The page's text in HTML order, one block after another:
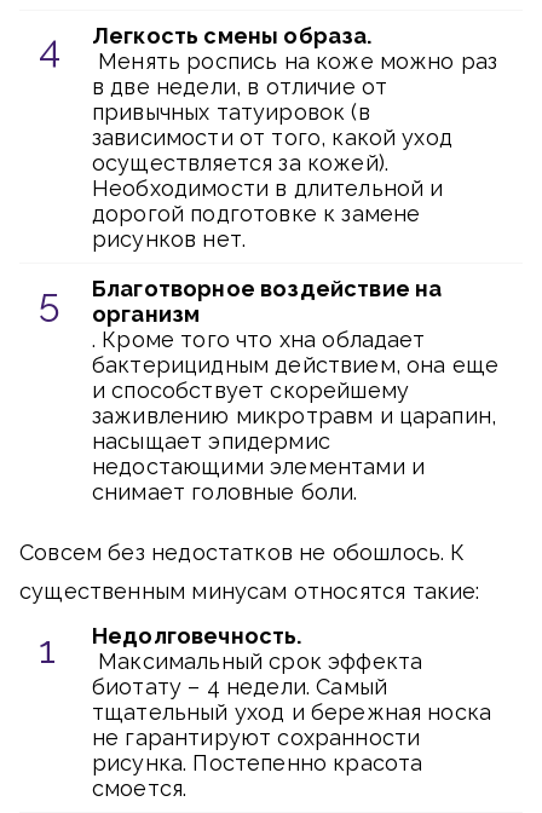
Легкость смены образа.
Менять роспись на коже можно раз
в две недели, в отличие от
привычных татуировок (в
зависимости от того, какой уход
осуществляется за кожей).
Необходимости в длительной и
дорогой подготовке к замене
рисунков нет.
Благотворное воздействие на
организм
. Кроме того что хна обладает
бактерицидным действием, она еще
и способствует скорейшему
заживлению микротравм и царапин,
насыщает эпидермис
недостающими элементами и
снимает головные боли.
Совсем без недостатков не обошлось. К
существенным минусам относятся такие:
Недолговечность.
Максимальный срок эффекта
биотату – 4 недели. Самый
тщательный уход и бережная носка
не гарантируют сохранности
рисунка. Постепенно красота
смоется.